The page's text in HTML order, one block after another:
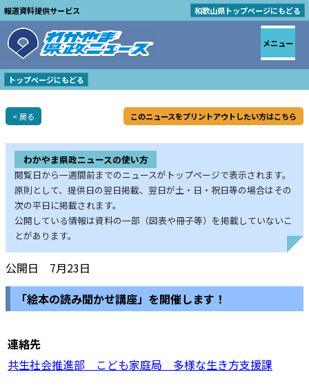
報道資料提供サービス 和歌山県トップページにもどる
トップページにもどる
< 戻る このニュースをプリントアウトしたい方はこちら
わかやま県政ニュースの使い方
閲覧日から一週間前までのニュースがトップページで表示されます。
原則として、提供日の翌日掲載、翌日が土・日・祝日等の場合はその
次の平日に掲載されます。
公開している情報は資料の一部（図表や冊子等）を掲載していないこ
とがあります。
公開日 7月23日
「絵本の読み聞かせ講座」を開催します！
連絡先
共生社会推進部 こども家庭局 多様な生き方支援課
メニュー